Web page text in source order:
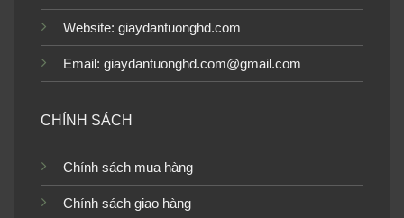
Ngoài những loại này, giấy dán tường giả đá còn có nhiều
màu sắc khác nhau, từ màu trắng và xám trung tính đến
xanh lá cây và xanh lam đậm.
Website: giaydantuonghd.com
Email: giaydantuonghd.com@gmail.com
CHÍNH SÁCH
Chính sách mua hàng
Chính sách giao hàng